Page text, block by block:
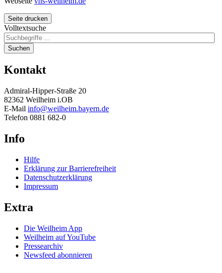
Seite drucken
Volltextsuche
Suchen
Kontakt
Admiral-Hipper-Straße 20
82362 Weilheim i.OB
E-Mail info@weilheim.bayern.de
Telefon 0881 682-0
Info
Hilfe
Erklärung zur Barrierefreiheit
Datenschutzerklärung
Impressum
Extra
Die Weilheim App
Weilheim auf YouTube
Pressearchiv
Newsfeed abonnieren